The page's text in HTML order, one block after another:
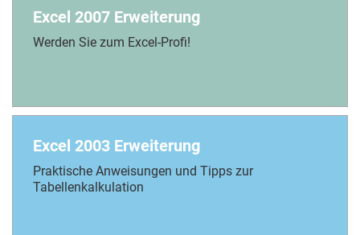
Excel 2007 Erweiterung
Werden Sie zum Excel-Profi!
Excel 2003 Erweiterung
Praktische Anweisungen und Tipps zur
Tabellenkalkulation